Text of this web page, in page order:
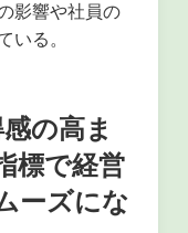
影響や社員の
いる。
の高ま
標で経営
ーズにな